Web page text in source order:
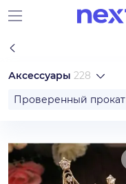
Аксессуары 228
Проверенный прокат